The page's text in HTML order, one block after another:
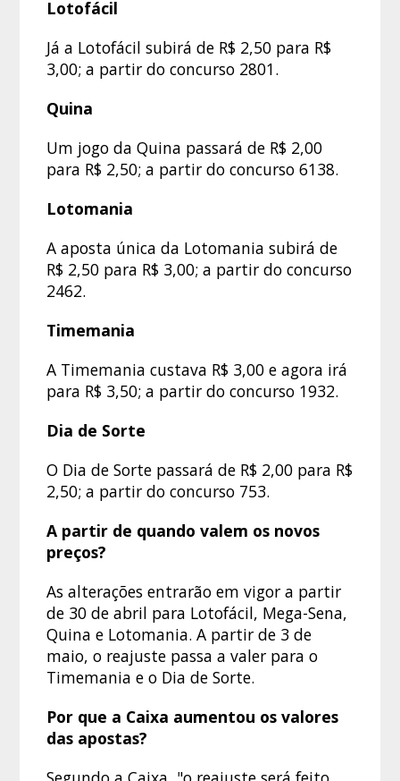
Lotofácil
Já a Lotofácil subirá de R$ 2,50 para R$
3,00; a partir do concurso 2801.
Quina
Um jogo da Quina passará de R$ 2,00
para R$ 2,50; a partir do concurso 6138.
Lotomania
A aposta única da Lotomania subirá de
R$ 2,50 para R$ 3,00; a partir do concurso
2462.
Timemania
A Timemania custava R$ 3,00 e agora irá
para R$ 3,50; a partir do concurso 1932.
Dia de Sorte
O Dia de Sorte passará de R$ 2,00 para R$
2,50; a partir do concurso 753.
A partir de quando valem os novos
preços?
As alterações entrarão em vigor a partir
de 30 de abril para Lotofácil, Mega-Sena,
Quina e Lotomania. A partir de 3 de
maio, o reajuste passa a valer para o
Timemania e o Dia de Sorte.
Por que a Caixa aumentou os valores
das apostas?